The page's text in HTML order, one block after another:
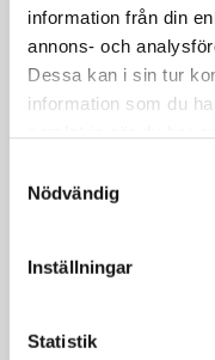
information från din
annons- och
Dessa kan i sin tur
information som du
Nödvändig
Inställningar
Statistik
snökaos på
lastbilar
år